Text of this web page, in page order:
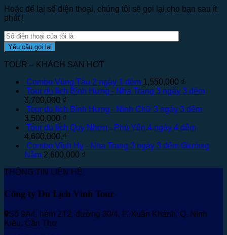
Hoặc để lại số điện thoại, chúng tôi sẽ gọi lại cho bạn sau ít
phút !
TOUR – KHÁCH SẠN HOT
Combo Vũng Tàu 2 ngày 1 đêm 1,550,000 ₫
Tour du lịch Bình Hưng - Nha Trang 3 ngày 3 đêm
3,700,000 ₫
Tour du lịch Bình Hưng - Ninh Chữ 3 ngày 3 đêm
3,500,000 ₫
Tour du lịch Quy Nhơn - Phú Yên 4 ngày 4 đêm
4,600,000 ₫
Combo Vĩnh Hy - Nha Trang 3 ngày 3 đêm Giường
Nằm 2,600,000 ₫
THÔNG TIN LIÊN HỆ
Công ty Du Lịch Vinh Tour
Số 9A4, hẻm 2T2, đường 30/4, P. Xuân Khánh, Q. Ninh
Kiều, Cần Thơ